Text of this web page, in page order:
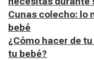
Cunas colecho: lo
bebé
¿Cómo hacer de
tu bebé?